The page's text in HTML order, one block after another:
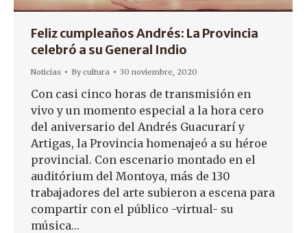
Feliz cumpleaños Andrés: La Provincia
celebró a su General Indio
Noticias Bycultura 30 noviembre, 2020
Con casi cinco horas de transmisión en
vivo y un momento especial a la hora cero
del aniversario del Andrés Guacurarí y
Artigas, la Provincia homenajeó a su héroe
provincial. Con escenario montado en el
auditórium del Montoya, más de 130
trabajadores del arte subieron a escena para
compartir con el público -virtual- su
música…